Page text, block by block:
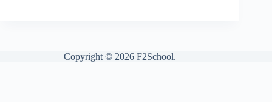
Copyright © 2026 F2School.